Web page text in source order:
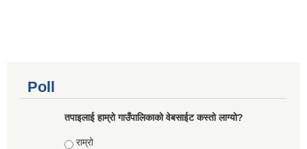
Poll
तपाइलाई हाम्रो गाउँपालिकाको वेबसाईट कस्तो लाग्यो?
Choices
राम्रो